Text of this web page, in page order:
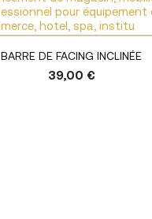
Voir le produit
BARRE DE FACING INCLINÉE
39,00 €